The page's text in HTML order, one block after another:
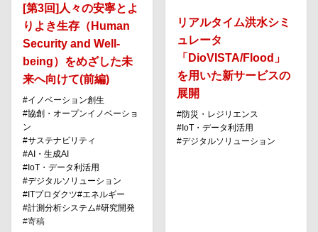
[第3回]人々の安寧とよ
りよき生存（Human
Security and Well-
being）をめざした未
来へ向けて(前編)
イノベーション創⽣
協創・オープンイノベーショ
ン
サステナビリティ
AI・⽣成AI
IoT・データ利活⽤
デジタルソリューション
ITプロダクツ
エネルギー
計測分析システム 研究開発
寄稿
リアルタイム洪水シミ
ュレータ
「DioVISTA/Flood」
を用いた新サービスの
展開
防災・レジリエンス
IoT・データ利活⽤
デジタルソリューション